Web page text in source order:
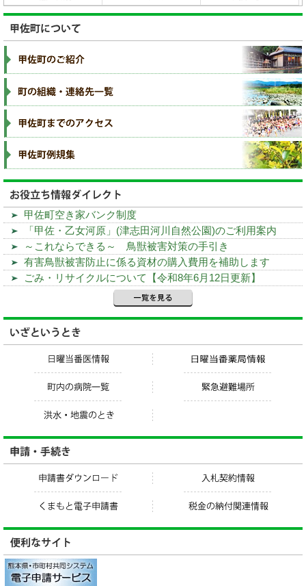
甲佐町空き家バンク制度
「甲佐・乙女河原」(津志田河川自然公園)のご利用案内
～これならできる～ 鳥獣被害対策の手引き
有害鳥獣被害防止に係る資材の購入費用を補助します
ごみ・リサイクルについて【令和8年6月12日更新】